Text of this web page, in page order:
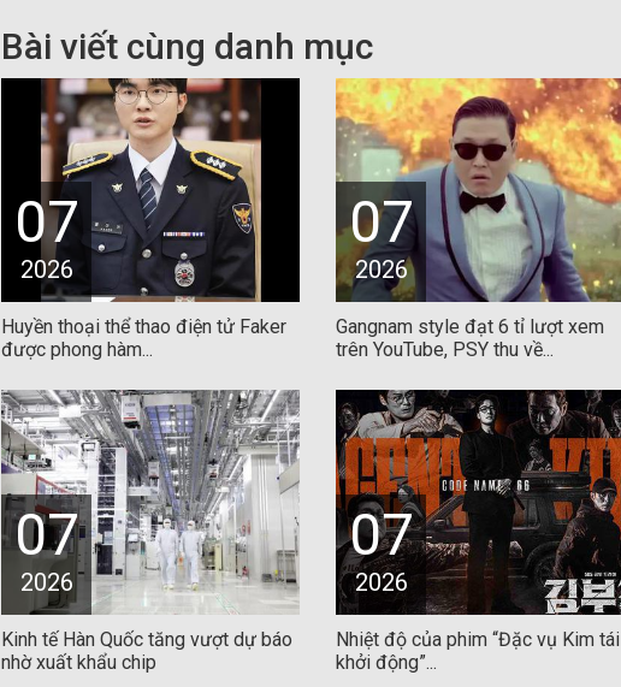
Bài viết cùng danh mục
07
2026
Huyền thoại thể thao điện tử Faker
được phong hàm...
07
2026
Gangnam style đạt 6 tỉ lượt xem
trên YouTube, PSY thu về...
07
2026
Kinh tế Hàn Quốc tăng vượt dự báo
nhờ xuất khẩu chip
07
2026
Nhiệt độ của phim “Đặc vụ Kim tái
khởi động”...